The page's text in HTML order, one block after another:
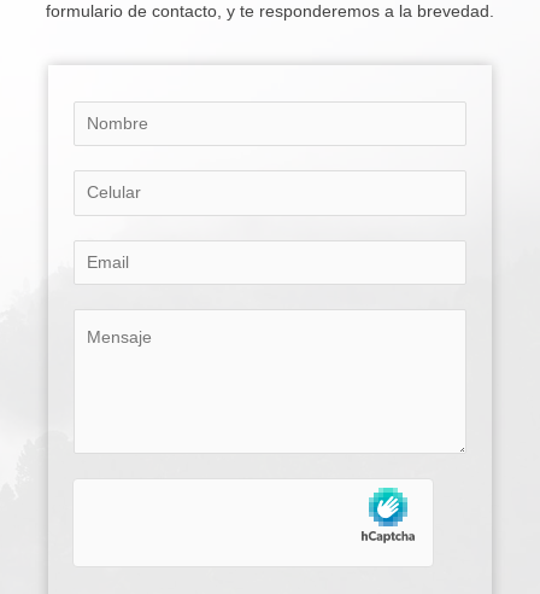
formulario de contacto, y te responderemos a la brevedad.